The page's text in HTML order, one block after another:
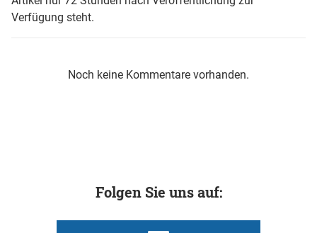
Verfügung steht.
Noch keine Kommentare vorhanden.
Folgen Sie uns auf: